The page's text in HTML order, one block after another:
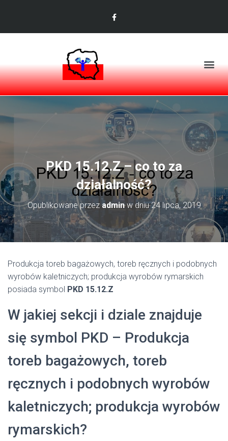
PKD 15.12.Z – co to za
działalność?
Opublikowane przezadminw dniu24 lipca, 2019
Produkcja toreb bagażowych, toreb ręcznych i podobnych
wyrobów kaletniczych; produkcja wyrobów rymarskich
posiada symbol PKD 15.12.Z
W jakiej sekcji i dziale znajduje
się symbol PKD – Produkcja
toreb bagażowych, toreb
ręcznych i podobnych wyrobów
kaletniczych; produkcja wyrobów
rymarskich?